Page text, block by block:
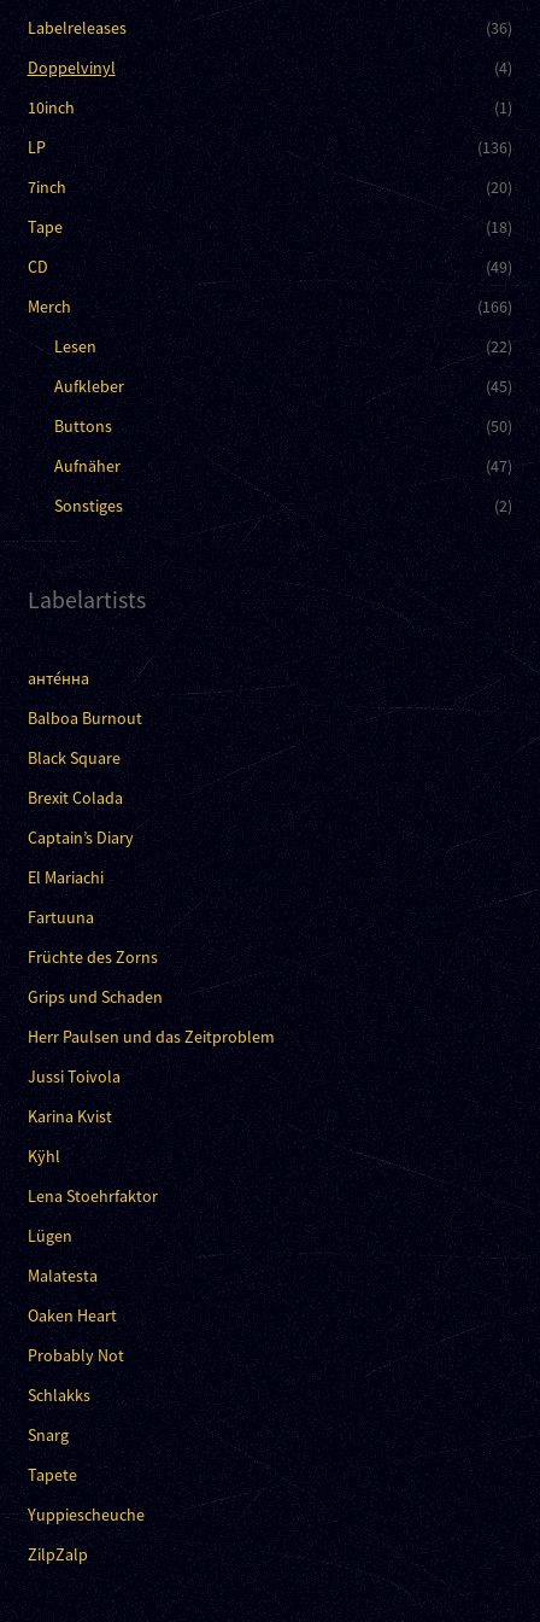
Labelreleases
(36)
Doppelvinyl
(4)
10inch
(1)
LP
(136)
7inch
(20)
Tape
(18)
CD
(49)
Merch
(166)
Lesen
(22)
Aufkleber
(45)
Buttons
(50)
Aufnäher
(47)
Sonstiges
(2)
Labelartists
анте́нна
Balboa Burnout
Black Square
Brexit Colada
Captain’s Diary
El Mariachi
Fartuuna
Früchte des Zorns
Grips und Schaden
Herr Paulsen und das Zeitproblem
Jussi Toivola
Karina Kvist
Kÿhl
Lena Stoehrfaktor
Lügen
Malatesta
Oaken Heart
Probably Not
Schlakks
Snarg
Tapete
Yuppiescheuche
ZilpZalp